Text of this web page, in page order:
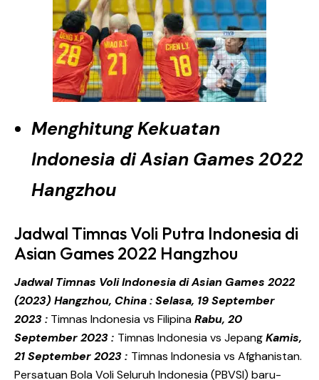
Menghitung Kekuatan
Indonesia di Asian Games 2022
Hangzhou
Jadwal Timnas Voli Putra Indonesia di
Asian Games 2022 Hangzhou
Jadwal Timnas Voli Indonesia di Asian Games 2022
(2023) Hangzhou, China :Selasa, 19 September
2023 : Timnas Indonesia vs FilipinaRabu, 20
September 2023 : Timnas Indonesia vs JepangKamis,
21 September 2023 : Timnas Indonesia vs Afghanistan.
Persatuan Bola Voli Seluruh Indonesia (PBVSI) baru-